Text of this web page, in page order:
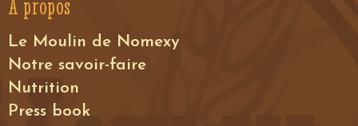
Le Moulin de Nomexy
Notre savoir-faire
Nutrition
Press book